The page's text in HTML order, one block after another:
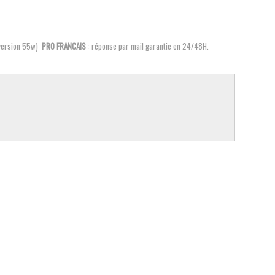
55w) PRO FRANCAIS: réponse par mail garantie en 24/48H.